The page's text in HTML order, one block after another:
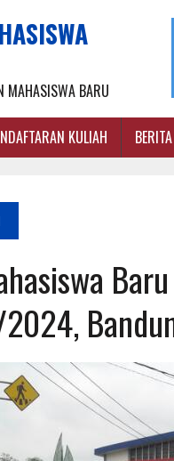
MAHASISWA BARU
KULIAH